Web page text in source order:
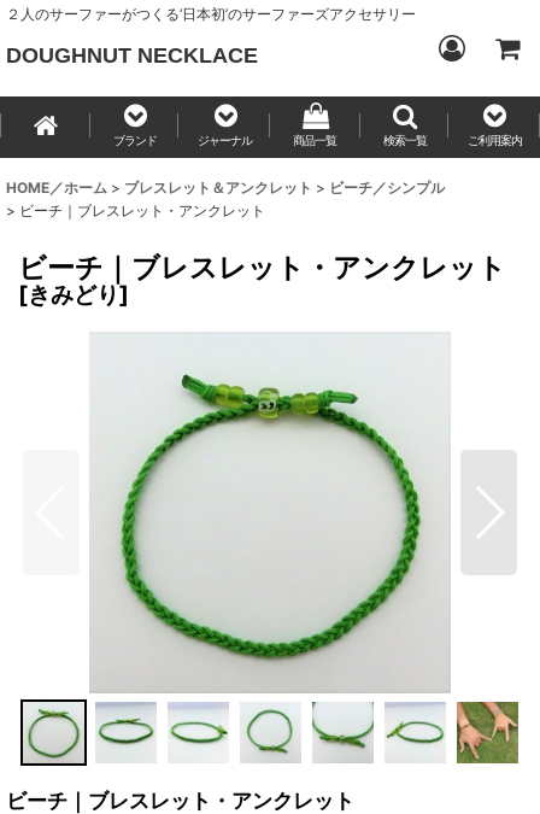
２人のサーファーがつくる‘日本初’のサーファーズアクセサリー
DOUGHNUT NECKLACE
ブランド ジャーナル 商品一覧 検索一覧 ご利用案内
HOME／ホーム > ブレスレット＆アンクレット > ビーチ／シンプル
> ビーチ｜ブレスレット・アンクレット
ビーチ｜ブレスレット・アンクレット
[きみどり]
ビーチ｜ブレスレット・アンクレット